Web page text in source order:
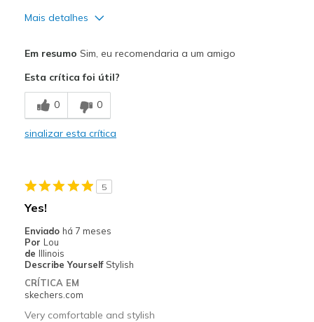
Mais detalhes
Com estilo
Confortáveis
Melhores utilizações
Largura
número
Números
Os melhores usos
entorse
Em resumo Sim, eu recomendaria a um amigo
Esta crítica foi útil?
0 0
sinalizar esta crítica
5
Yes!
Enviado há 7 meses
Por Lou
de Illinois
Describe Yourself Stylish
CRÍTICA EM
skechers.com
Very comfortable and stylish